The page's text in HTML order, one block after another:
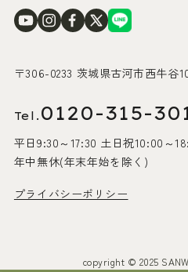
〒306-0233 茨城県古河市西牛谷
Tel. 0120-315-
平日9:30～17:30 土日祝10:00～
年中無休(年末年始を除く)
プライバシーポリシー
copyright © 2025